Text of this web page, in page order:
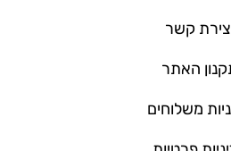
קשר
האתר
משלוחים